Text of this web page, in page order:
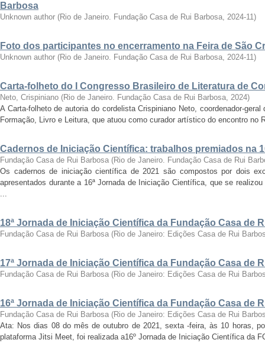
Barbosa
Unknown author (Rio de Janeiro. Fundação Casa de Rui Barbosa, 2024-11)
Foto dos participantes no encerramento na Feira de São
Unknown author (Rio de Janeiro. Fundação Casa de Rui Barbosa, 2024-11)
Carta-folheto do I Congresso Brasileiro de Literatura de
Neto, Crispiniano (Rio de Janeiro. Fundação Casa de Rui Barbosa, 2024)
A Carta-folheto de autoria do cordelista Crispiniano Neto, coordenador-
Formação, Livro e Leitura, que atuou como curador artístico do encontro no
Cadernos de Iniciação Científica: trabalhos premiados na
Fundação Casa de Rui Barbosa (Rio de Janeiro. Fundação Casa de Rui
Os cadernos de iniciação científica de 2021 são compostos por dois
apresentados durante a 16ª Jornada de Iniciação Científica, que se
...
18ª Jornada de Iniciação Científica da Fundação Casa de
Fundação Casa de Rui Barbosa (Rio de Janeiro: Edições Casa de Rui
17ª Jornada de Iniciação Científica da Fundação Casa de
Fundação Casa de Rui Barbosa (Rio de Janeiro: Edições Casa de Rui
16ª Jornada de Iniciação Científica da Fundação Casa de
Fundação Casa de Rui Barbosa (Rio de Janeiro: Edições Casa de Rui
Ata: Nos dias 08 do mês de outubro de 2021, sexta -feira, às 10 horas,
plataforma Jitsi Meet, foi realizada a16º Jornada de Iniciação Científica da